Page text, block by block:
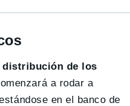
distribución de los
a rodar a
en el banco de